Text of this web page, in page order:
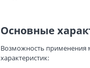
Основные
Возможность применения
характеристик: